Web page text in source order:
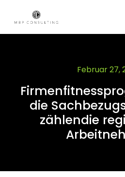
Februar 27,
die
zählendie